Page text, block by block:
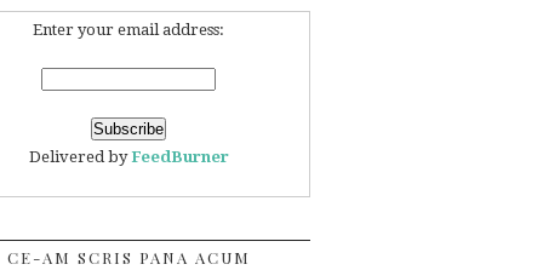
Enter your email address:
Delivered byFeedBurner
CE-AM SCRIS PANA ACUM